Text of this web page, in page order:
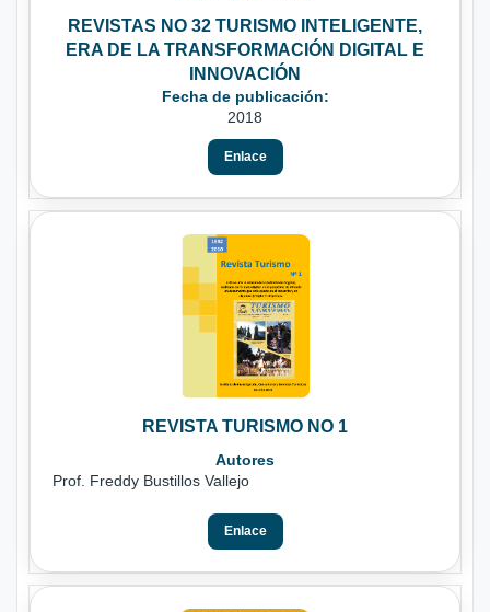
REVISTAS NO 32 TURISMO INTELIGENTE,
ERA DE LA TRANSFORMACIÓN DIGITAL E
INNOVACIÓN
Fecha de publicación:
2018
Enlace
REVISTA TURISMO NO 1
Autores
Prof. Freddy Bustillos Vallejo
Enlace